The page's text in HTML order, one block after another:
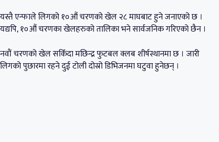
यस्तै एन्फाले लिगको १०औं चरणको खेल २८ माघबाट हुने जनाएको छ ।
यद्यपि, १०औं चरणका खेलहरुको तालिका भने सार्वजनिक गरिएको छैन ।
नवौं चरणको खेल सकिँदा मछिन्द्र फुटबल क्लब शीर्षस्थानमा छ । जारी
लिगको पुछारमा रहने दुई टोली दोस्रो डिभिजनमा घटुवा हुनेछन् ।